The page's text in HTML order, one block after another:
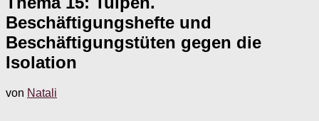
Beschäftigungshefte und
Beschäftigungstüten gegen die
Isolation
von Natali